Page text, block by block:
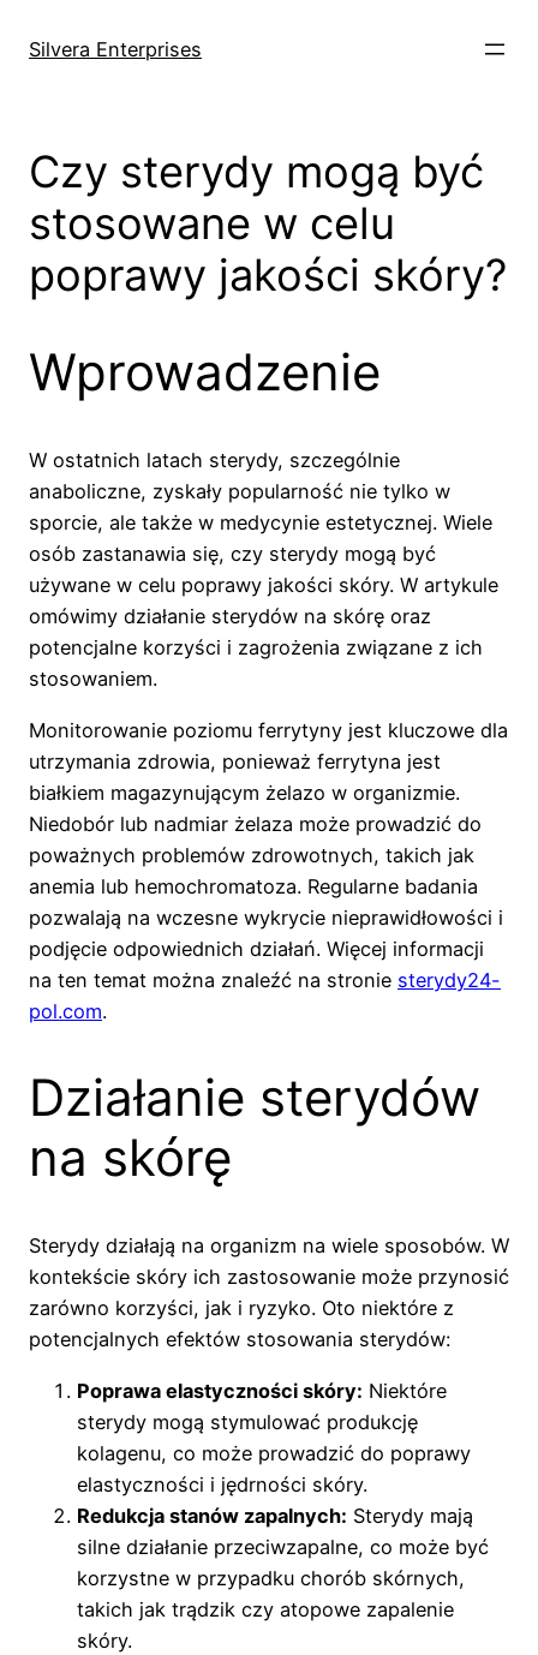
Silvera Enterprises
Czy sterydy mogą być
stosowane w celu
poprawy jakości skóry?
Wprowadzenie
W ostatnich latach sterydy, szczególnie
anaboliczne, zyskały popularność nie tylko w
sporcie, ale także w medycynie estetycznej. Wiele
osób zastanawia się, czy sterydy mogą być
używane w celu poprawy jakości skóry. W artykule
omówimy działanie sterydów na skórę oraz
potencjalne korzyści i zagrożenia związane z ich
stosowaniem.
Monitorowanie poziomu ferrytyny jest kluczowe dla
utrzymania zdrowia, ponieważ ferrytyna jest
białkiem magazynującym żelazo w organizmie.
Niedobór lub nadmiar żelaza może prowadzić do
poważnych problemów zdrowotnych, takich jak
anemia lub hemochromatoza. Regularne badania
pozwalają na wczesne wykrycie nieprawidłowości i
podjęcie odpowiednich działań. Więcej informacji
na ten temat można znaleźć na stronie sterydy24-
pol.com.
Działanie sterydów
na skórę
Sterydy działają na organizm na wiele sposobów. W
kontekście skóry ich zastosowanie może przynosić
zarówno korzyści, jak i ryzyko. Oto niektóre z
potencjalnych efektów stosowania sterydów:
Poprawa elastyczności skóry: Niektóre
sterydy mogą stymulować produkcję
kolagenu, co może prowadzić do poprawy
elastyczności i jędrności skóry.
Redukcja stanów zapalnych: Sterydy mają
silne działanie przeciwzapalne, co może być
korzystne w przypadku chorób skórnych,
takich jak trądzik czy atopowe zapalenie
skóry.